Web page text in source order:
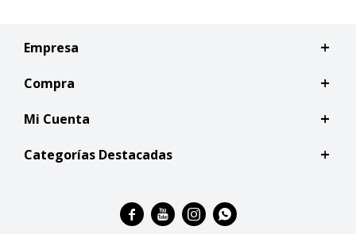
Empresa
Compra
Mi Cuenta
Categorías Destacadas
   